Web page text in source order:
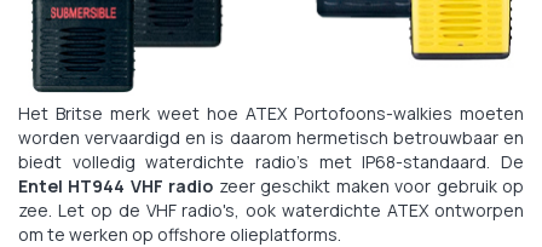
Het Britse merk weet hoe ATEX Portofoons-walkies moeten
worden vervaardigd en is daarom hermetisch betrouwbaar en
biedt volledig waterdichte radio's met IP68-standaard. De
Entel HT944 VHF radio zeer geschikt maken voor gebruik op
zee. Let op de VHF radio's, ook waterdichte ATEX ontworpen
om te werken op offshore olieplatforms.